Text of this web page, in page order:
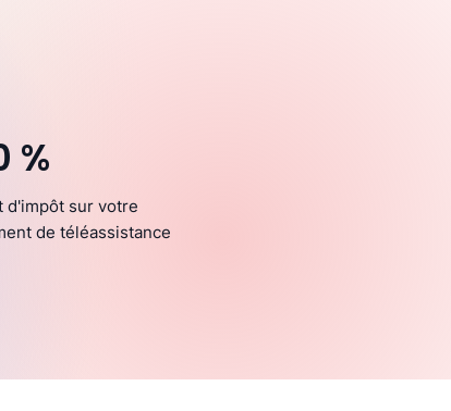
%
d'impôt sur votre
de téléassistance